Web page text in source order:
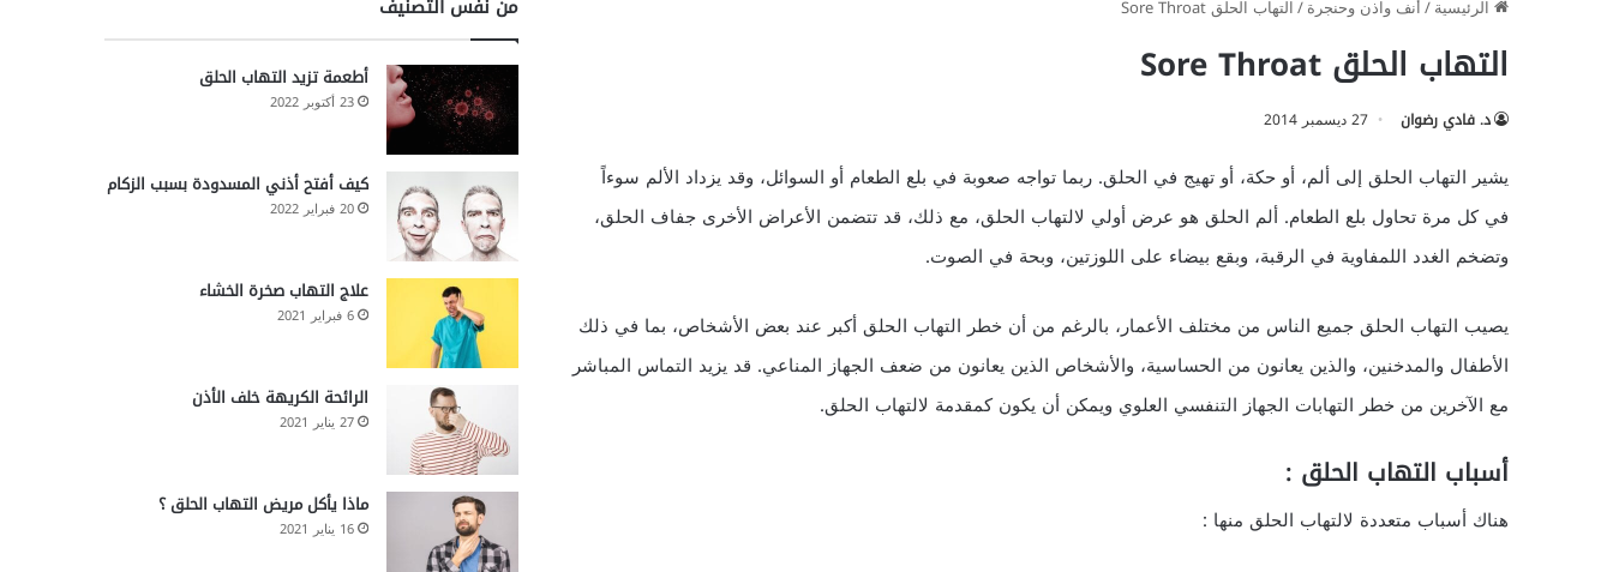
الرئيسية/أنف واذن وحنجرة/التهاب الحلق Sore Throat
التهاب الحلق Sore Throat
د. فادي رضوان 27 ديسمبر 2014
يشير التهاب الحلق إلى ألم، أو حكة، أو تهيج في الحلق. ربما تواجه صعوبة في بلع الطعام أو السوائل، وقد يزداد الألم سوءاً
في كل مرة تحاول بلع الطعام. ألم الحلق هو عرض أولي لالتهاب الحلق، مع ذلك، قد تتضمن الأعراض الأخرى جفاف الحلق،
وتضخم الغدد اللمفاوية في الرقبة، وبقع بيضاء على اللوزتين، وبحة في الصوت.
يصيب التهاب الحلق جميع الناس من مختلف الأعمار، بالرغم من أن خطر التهاب الحلق أكبر عند بعض الأشخاص، بما في ذلك
الأطفال والمدخنين، والذين يعانون من الحساسية، والأشخاص الذين يعانون من ضعف الجهاز المناعي. قد يزيد التماس المباشر
مع الآخرين من خطر التهابات الجهاز التنفسي العلوي ويمكن أن يكون كمقدمة لالتهاب الحلق.
أسباب التهاب الحلق :
هناك أسباب متعددة لالتهاب الحلق منها :
من نفس التصنيف
أطعمة تزيد التهاب الحلق
23 أكتوبر 2022
كيف أفتح أذني المسدودة بسبب الزكام
20 فبراير 2022
علاج التهاب صخرة الخشاء
6 فبراير 2021
الرائحة الكريهة خلف الأذن
27 يناير 2021
ماذا يأكل مريض التهاب الحلق ؟
16 يناير 2021